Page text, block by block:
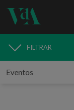
MEDIA
FILTRAR